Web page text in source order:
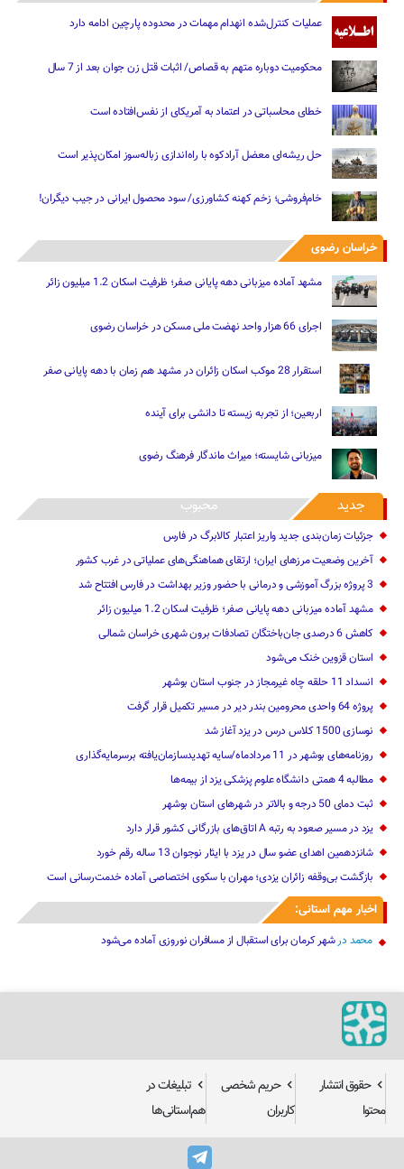
عملیات کنترل‌شده انهدام مهمات در محدوده پارچین ادامه دارد
محکومیت دوباره متهم به قصاص/ اثبات قتل زن جوان بعد از 7 سال
خطای محاسباتی در اعتماد به آمریکای از نفس‌افتاده است
حل ریشه‌ای معضل آرادکوه با راه‌اندازی زباله‌سوز امکان‌پذیر است
خام‌فروشی؛ زخم کهنه کشاورزی/ سود محصول ایرانی در جیب دیگران!
خراسان رضوی
مشهد آماده میزبانی دهه پایانی صفر؛ ظرفیت اسکان 1.2 میلیون زائر
اجرای 66 هزار واحد نهضت ملی مسکن در خراسان رضوی
استقرار 28 موکب اسکان زائران در مشهد هم زمان با دهه پایانی صفر
اربعین؛ از تجربه زیسته تا دانشی برای آینده
میزبانی شایسته؛ میراث ماندگار فرهنگ رضوی
جدید محبوب
جزئیات زمان‌بندی جدید واریز اعتبار کالابرگ در فارس
آخرین وضعیت مرزهای ایران؛ ارتقای هماهنگی‌های عملیاتی در غرب کشور
3 پروژه بزرگ آموزشی و درمانی با حضور وزیر بهداشت در فارس افتتاح شد
مشهد آماده میزبانی دهه پایانی صفر؛ ظرفیت اسکان 1.2 میلیون زائر
کاهش 6 درصدی جان‌باختگان تصادفات برون شهری خراسان شمالی
استان قزوین خنک‌ می‌شود
انسداد 11 حلقه چاه غیرمجاز در جنوب استان بوشهر
پروژه 64 واحدی محرومین بندر دیر در مسیر تکمیل قرار گرفت
نوسازی 1500 کلاس درس در یزد آغاز شد
روزنامه‌های بوشهر در 11 مردادماه/سایه تهدیدسازمان‌یافته برسرمایه‌گذاری
مطالبه 4 همتی دانشگاه علوم پزشکی یزد از بیمه‌ها
ثبت دمای 50 درجه و بالاتر در شهرهای استان بوشهر
یزد در مسیر صعود به رتبه A اتاق‌های بازرگانی کشور قرار دارد
شانزدهمین اهدای عضو سال در یزد با ایثار نوجوان 13 ساله رقم خورد
بازگشت بی‌وقفه زائران یزدی؛ مهران با سکوی اختصاصی آماده خدمت‌رسانی است
اخبار مهم استانی:
محمد درشهر کرمان برای استقبال از مسافران نوروزی آماده می‌شود
حقوق انتشار
محتوا
حریم شخصی
کاربران
تبلیغات در
هم‌استانی‌ها